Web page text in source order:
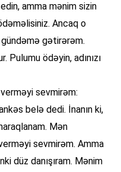
amma mənim sizin
Ancaq o
gündəmə gətirərəm.
Pulumu ödəyin, adınızı
sevmirəm:
belə dedi. İnanın ki,
Mən
sevmirəm. Amma
düz danışıram. Mənim